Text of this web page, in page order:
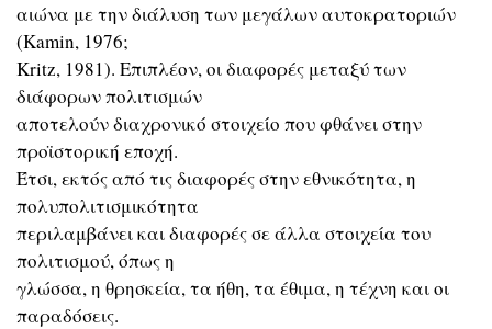
αιώνα με την διάλυση των μεγάλων αυτοκρατοριών
(Κamin, 1976;
Kritz, 1981). Επιπλέον, οι διαφορές μεταξύ των
διάφορων πολιτισμών
αποτελούν διαχρονικό στοιχείο που φθάνει στην
προϊστορική εποχή.
Έτσι, εκτός από τις διαφορές στην εθνικότητα, η
πολυπολιτισμικότητα
περιλαμβάνει και διαφορές σε άλλα στοιχεία του
πολιτισμού, όπως η
γλώσσα, η θρησκεία, τα ήθη, τα έθιμα, η τέχνη και οι
παραδόσεις.